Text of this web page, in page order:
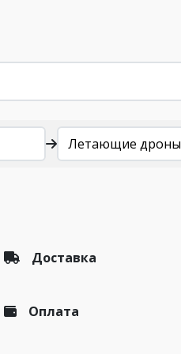
Летающие дроны
Доставка
Оплата